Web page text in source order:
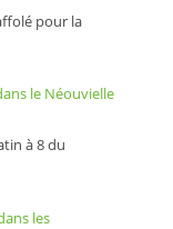
pour la
le Néouvielle
à 8 du
les